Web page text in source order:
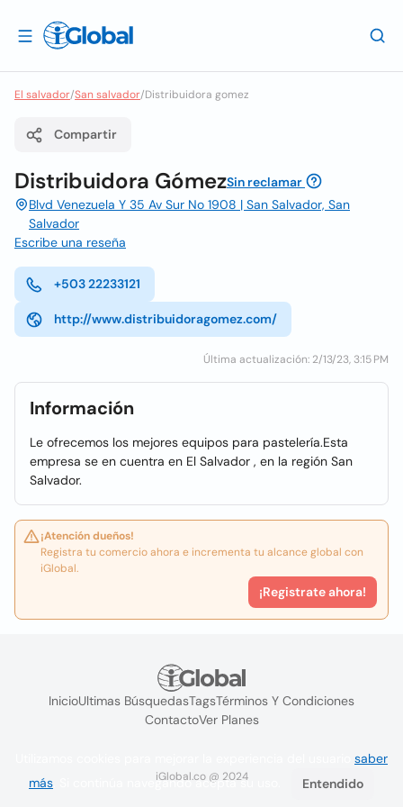
El salvador/San salvador/Distribuidora gomez
Compartir
Distribuidora GómezSin reclamar
Blvd Venezuela Y 35 Av Sur No 1908 | San Salvador, San
Salvador
Escribe una reseña
+503 22233121
http://www.distribuidoragomez.com/
Última actualización: 2/13/23, 3:15 PM
Información
Le ofrecemos los mejores equipos para pastelería.Esta
empresa se en cuentra en El Salvador , en la región San
Salvador.
¡Atención dueños!
Registra tu comercio ahora e incrementa tu alcance global con
iGlobal.
¡Registrate ahora!
InicioUltimas BúsquedasTagsTérminos Y Condiciones
ContactoVer Planes
iGlobal.co @ 2024
saber
más . Si continúa navegando acepta su uso. Entendido